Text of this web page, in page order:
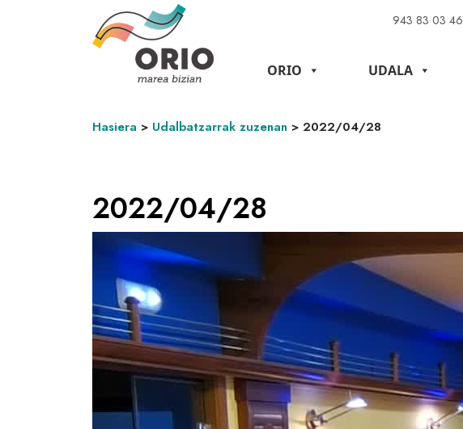
943 83 03 46
ORIO UDALA
Hasiera > Udalbatzarrak zuzenan > 2022/04/28
2022/04/28